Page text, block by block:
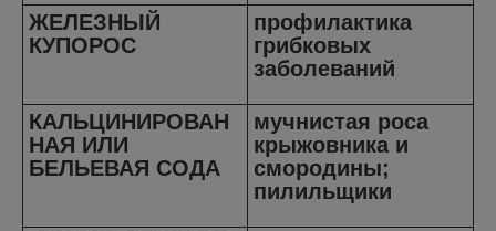
ЖЕЛЕЗНЫЙ
КУПОРОС
профилактика
грибковых
заболеваний
КАЛЬЦИНИРОВАН
НАЯ ИЛИ
БЕЛЬЕВАЯ СОДА
мучнистая роса
крыжовника и
смородины;
пилильщики